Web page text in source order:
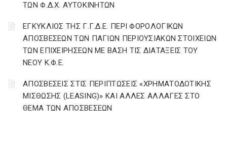
ΤΩΝ Φ.Δ.Χ. ΑΥΤΟΚΙΝΗΤΩΝ
ΕΓΚΥΚΛΙΟΣ ΤΗΣ Γ.Γ.Δ.Ε. ΠΕΡΙ ΦΟΡΟΛΟΓΙΚΩΝ
ΑΠΟΣΒΕΣΕΩΝ ΤΩΝ ΠΑΓΙΩΝ ΠΕΡΙΟΥΣΙΑΚΩΝ ΣΤΟΙΧΕΙΩΝ
ΤΩΝ ΕΠΙΧΕΙΡΗΣΕΩΝ ΜΕ ΒΑΣΗ ΤΙΣ ΔΙΑΤΑΞΕΙΣ ΤΟΥ
ΝΕΟΥ Κ.Φ.Ε.
ΑΠΟΣΒΕΣΕΙΣ ΣΤΙΣ ΠΕΡΙΠΤΩΣΕΙΣ «ΧΡΗΜΑΤΟΔΟΤΙΚΗΣ
ΜΙΣΘΩΣΗΣ (LEASING)» ΚΑΙ ΑΛΛΕΣ ΑΛΛΑΓΕΣ ΣΤΟ
ΘΕΜΑ ΤΩΝ ΑΠΟΣΒΕΣΕΩΝ